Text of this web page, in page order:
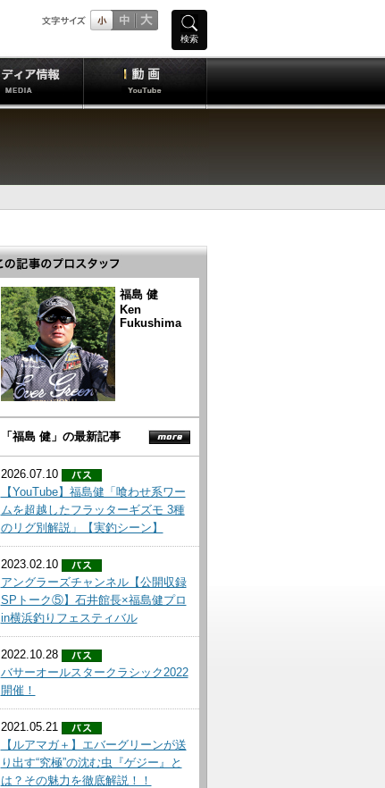
検索
福島 健
Ken
Fukushima
「福島 健」の最新記事
2026.07.10
【YouTube】福島健「喰わせ系ワー
ムを超越したフラッターギズモ 3種
のリグ別解説」【実釣シーン】
2023.02.10
アングラーズチャンネル【公開収録
SPトーク⑤】石井館長×福島健プロ
in横浜釣りフェスティバル
2022.10.28
バサーオールスタークラシック2022
開催！
2021.05.21
【ルアマガ＋】エバーグリーンが送
り出す“究極”の沈む虫『ゲジー』と
は？その魅力を徹底解説！！